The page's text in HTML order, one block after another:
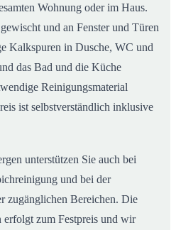
Wohnung oder im Haus.
und an Fenster und Türen
Kalkspuren in Dusche, WC und
das Bad und die Küche
Reinigungsmaterial
ist selbstverständlich inklusive
unterstützen Sie auch bei
und bei der
zugänglichen Bereichen. Die
zum Festpreis und wir